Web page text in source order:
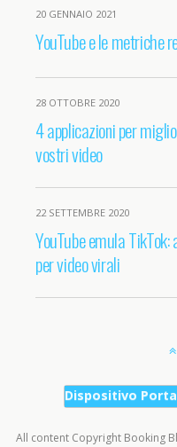
20 GENNAIO 2021
YouTube e le metriche
28 OTTOBRE 2020
4 applicazioni per
vostri video
22 SETTEMBRE 2020
YouTube emula
per video virali
Dispositivo
All content Copyright Booking